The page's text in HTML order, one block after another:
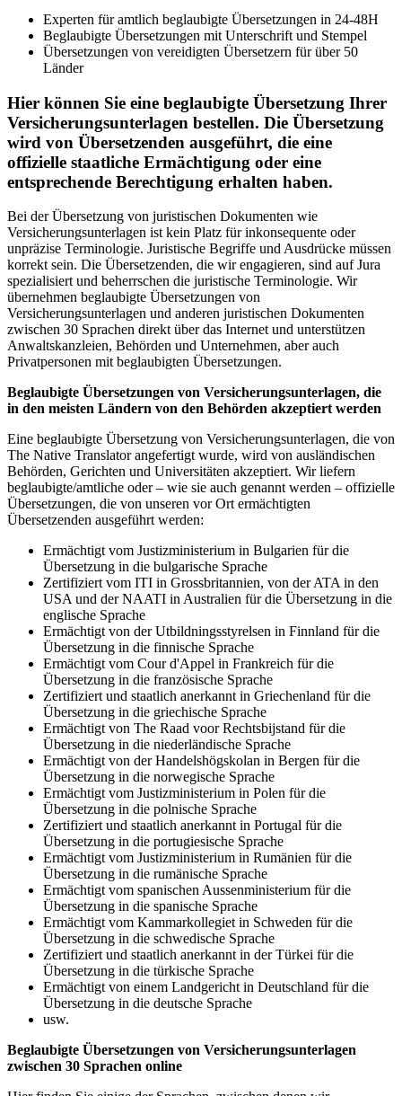
Experten für amtlich beglaubigte Übersetzungen in 24-48H
Beglaubigte Übersetzungen mit Unterschrift und Stempel
Übersetzungen von vereidigten Übersetzern für über 50
Länder
Hier können Sie eine beglaubigte Übersetzung Ihrer
Versicherungsunterlagen bestellen. Die Übersetzung
wird von Übersetzenden ausgeführt, die eine
offizielle staatliche Ermächtigung oder eine
entsprechende Berechtigung erhalten haben.
Bei der Übersetzung von juristischen Dokumenten wie
Versicherungsunterlagen ist kein Platz für inkonsequente oder
unpräzise Terminologie. Juristische Begriffe und Ausdrücke müssen
korrekt sein. Die Übersetzenden, die wir engagieren, sind auf Jura
spezialisiert und beherrschen die juristische Terminologie. Wir
übernehmen beglaubigte Übersetzungen von
Versicherungsunterlagen und anderen juristischen Dokumenten
zwischen 30 Sprachen direkt über das Internet und unterstützen
Anwaltskanzleien, Behörden und Unternehmen, aber auch
Privatpersonen mit beglaubigten Übersetzungen.
Beglaubigte Übersetzungen von Versicherungsunterlagen, die
in den meisten Ländern von den Behörden akzeptiert werden
Eine beglaubigte Übersetzung von Versicherungsunterlagen, die von
The Native Translator angefertigt wurde, wird von ausländischen
Behörden, Gerichten und Universitäten akzeptiert. Wir liefern
beglaubigte/amtliche oder – wie sie auch genannt werden – offizielle
Übersetzungen, die von unseren vor Ort ermächtigten
Übersetzenden ausgeführt werden:
Ermächtigt vom Justizministerium in Bulgarien für die
Übersetzung in die bulgarische Sprache
Zertifiziert vom ITI in Grossbritannien, von der ATA in den
USA und der NAATI in Australien für die Übersetzung in die
englische Sprache
Ermächtigt von der Utbildningsstyrelsen in Finnland für die
Übersetzung in die finnische Sprache
Ermächtigt vom Cour d'Appel in Frankreich für die
Übersetzung in die französische Sprache
Zertifiziert und staatlich anerkannt in Griechenland für die
Übersetzung in die griechische Sprache
Ermächtigt von The Raad voor Rechtsbijstand für die
Übersetzung in die niederländische Sprache
Ermächtigt von der Handelshögskolan in Bergen für die
Übersetzung in die norwegische Sprache
Ermächtigt vom Justizministerium in Polen für die
Übersetzung in die polnische Sprache
Zertifiziert und staatlich anerkannt in Portugal für die
Übersetzung in die portugiesische Sprache
Ermächtigt vom Justizministerium in Rumänien für die
Übersetzung in die rumänische Sprache
Ermächtigt vom spanischen Aussenministerium für die
Übersetzung in die spanische Sprache
Ermächtigt vom Kammarkollegiet in Schweden für die
Übersetzung in die schwedische Sprache
Zertifiziert und staatlich anerkannt in der Türkei für die
Übersetzung in die türkische Sprache
Ermächtigt von einem Landgericht in Deutschland für die
Übersetzung in die deutsche Sprache
usw.
Beglaubigte Übersetzungen von Versicherungsunterlagen
zwischen 30 Sprachen online